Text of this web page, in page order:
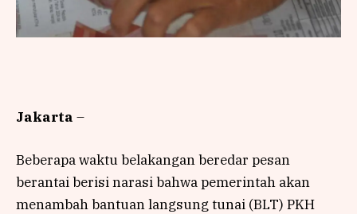
Jakarta –
Beberapa waktu belakangan beredar pesan
berantai berisi narasi bahwa pemerintah akan
menambah bantuan langsung tunai (BLT) PKH